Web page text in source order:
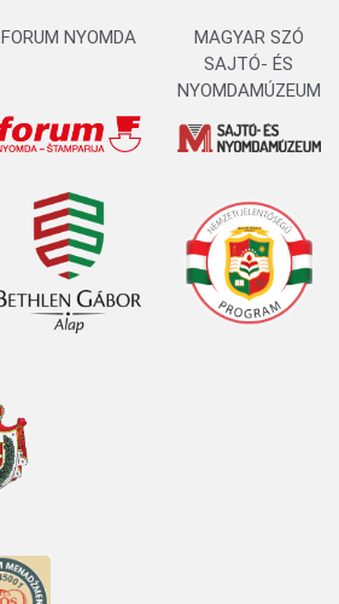
FORUM NYOMDA
MAGYAR SZÓ
SAJTÓ- ÉS
NYOMDAMÚZEUM